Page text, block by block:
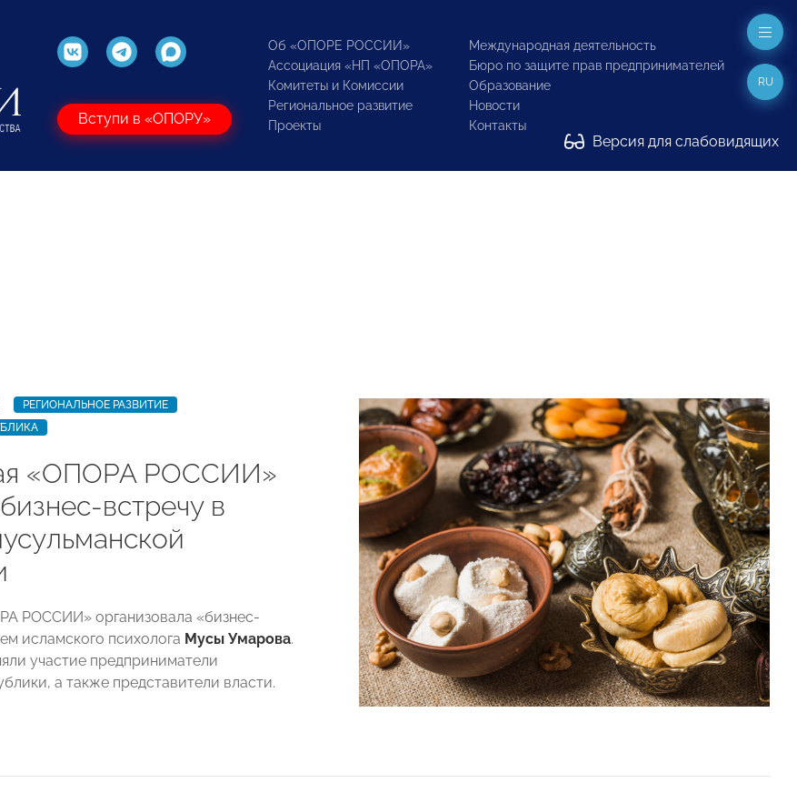
Вступи в «ОПОРУ»
Об «ОПОРЕ РОССИИ»
Ассоциация «НП «ОПОРА»
Комитеты и Комиссии
Региональное развитие
Проекты
Международная деятельность
Бюро по защите прав предпринимателей
Образование
Новости
Контакты
Версия для слабовидящих
RU
РЕГИОНАЛЬНОЕ РАЗВИТИЕ
«ОПОРА РОССИИ»
встречу в
РОССИИ» организовала «бизнес-
исламского психолога Мусы Умарова.
участие предприниматели
а также представители власти.